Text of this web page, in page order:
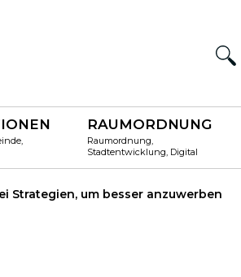
RAUMORDNUNG
Raumordnung,
Stadtentwicklung, Digital
Strategien, um besser anzuwerben